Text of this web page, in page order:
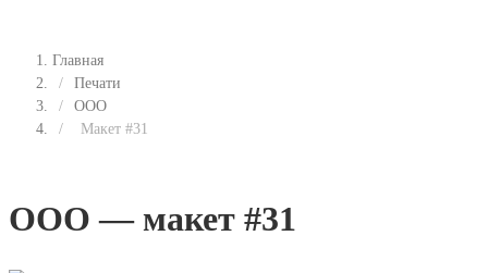
Главная
/
Печати
/
ООО
/
Макет #31
ООО — макет #31